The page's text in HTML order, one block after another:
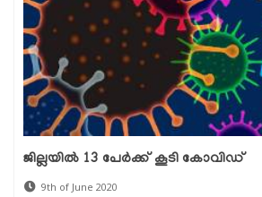
ജില്ലയില്‍ 13 പേര്‍ക്ക് കൂടി കോവിഡ്
9th of June 2020